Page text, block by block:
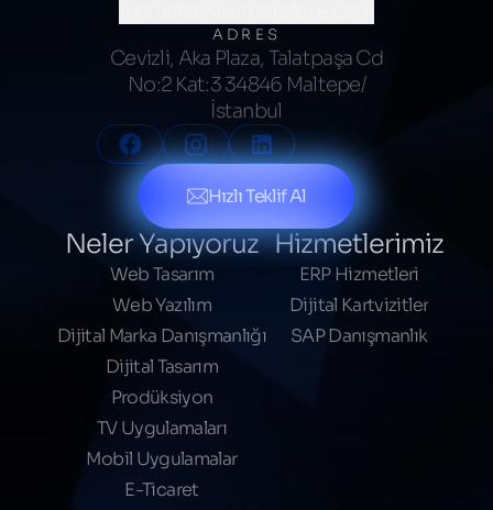
ADRES
Cevizli, Aka Plaza, Talatpaşa Cd
No:2 Kat:3 34846 Maltepe/
İstanbul
Hızlı Teklif Al
Neler Yapıyoruz
Web Tasarım
Web Yazılım
Dijital Marka Danışmanlığı
Dijital Tasarım
Prodüksiyon
TV Uygulamaları
Mobil Uygulamalar
E-Ticaret
Hizmetlerimiz
ERP Hizmetleri
Dijital Kartvizitler
SAP Danışmanlık